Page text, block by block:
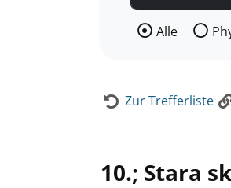
Wählen Sie die
Alle
Zur Trefferliste
10.; Stara